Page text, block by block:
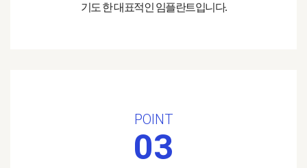
기도 한 대표적인 임플란트입니다.
POINT
03